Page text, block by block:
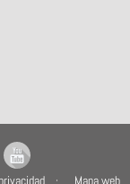
Mapa web